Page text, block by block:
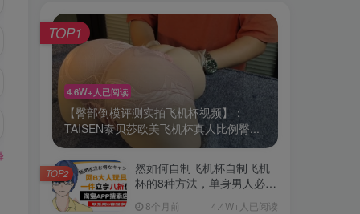
4.6W+人已阅读
【臀部倒模评测实拍飞机杯视频】：
TAISEN泰贝莎欧美飞机杯真人比例臀...
TOP1
然如何自制飞机杯自制飞机
杯的8种方法，单身男人必
8个月前 4.4W+人已阅读
TOP2